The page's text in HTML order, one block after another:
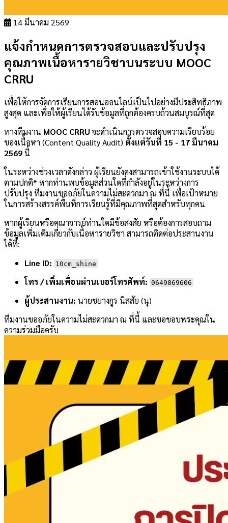
14 มีนาคม 2569
แจ้งกำหนดการตรวจสอบและปรับปรุง
คุณภาพเนื้อหารายวิชาบนระบบ MOOC
CRRU
เพื่อให้การจัดการเรียนการสอนออนไลน์เป็นไปอย่างมีประสิทธิภาพ
สูงสุด และเพื่อให้ผู้เรียนได้รับข้อมูลที่ถูกต้องครบถ้วนสมบูรณ์ที่สุด
ทางทีมงาน MOOC CRRU จะดำเนินการตรวจสอบความเรียบร้อย
ของเนื้อหา (Content Quality Audit) ตั้งแต่วันที่ 15 - 17 มีนาคม
2569นี้
ในระหว่างช่วงเวลาดังกล่าว ผู้เรียนยังคงสามารถเข้าใช้งานระบบได้
ตามปกติ* หากท่านพบข้อมูลส่วนใดที่กำลังอยู่ในระหว่างการ
ปรับปรุง ทีมงานขออภัยในความไม่สะดวกมา ณ ที่นี้ เพื่อเป้าหมาย
ในการสร้างสรรค์พื้นที่การเรียนรู้ที่มีคุณภาพที่สุดสำหรับทุกคน
หากผู้เรียนหรือคณาจารย์ท่านใดมีข้อสงสัย หรือต้องการสอบถาม
ข้อมูลเพิ่มเติมเกี่ยวกับเนื้อหารายวิชา สามารถติดต่อประสานงาน
ได้ที่:
Line ID: 10cm_shine
โทร / เพิ่มเพื่อนผ่านเบอร์โทรศัพท์: 0649869606
ผู้ประสานงาน: นายชยางกูร นิสสัย (นุ)
ทีมงานขออภัยในความไม่สะดวกมา ณ ที่นี้ และขอขอบพระคุณใน
ความร่วมมือครับ